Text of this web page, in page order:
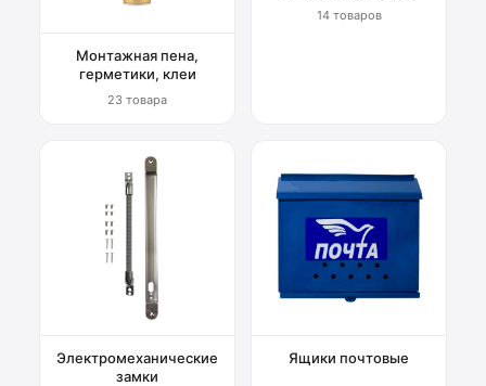
Монтажная пена,
герметики, клеи
23 товара
14 товаров
Электромеханические
замки
Ящики почтовые